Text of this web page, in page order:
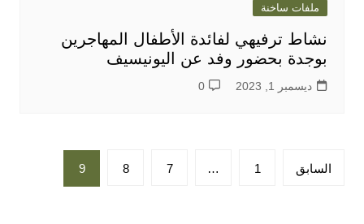
ملفات ساخنة
نشاط ترفيهي لفائدة الأطفال المهاجرين
بوجدة بحضور وفد عن اليونيسيف
ديسمبر 1, 2023 0
تعدد
السابق 1
…
7
8
9